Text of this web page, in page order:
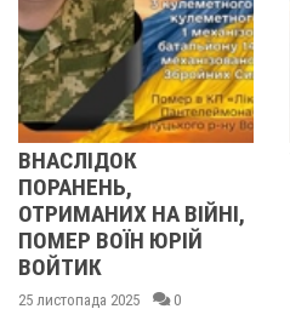
У ПОЛТАВІ
ПОПРОЩАЛИСЯ ІЗ
ВІЙСЬКОВИМИ
ВОЛОДИМИРОМ
КАРЕНГІНИМ ТА
ОЛЕГОМ ЛІЩИНСЬКИМ